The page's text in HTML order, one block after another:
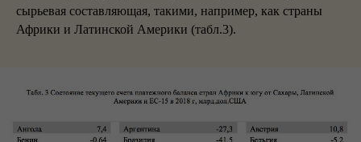
сырьевая составляющая, такими, например, как страны
Африки и Латинской Америки (табл.3).